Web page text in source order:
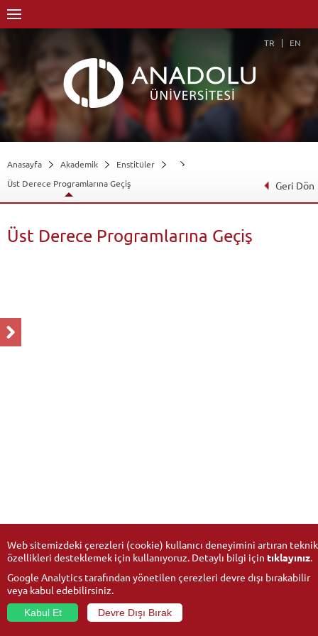
TR EN
Anasayfa Akademik
Enstitüler
Üst Derece Programlarına Geçiş
Geri Dön
Üst Derece Programlarına Geçiş
Web sitemizdeki çerezleri (cookie) kullanıcı deneyimini artıran teknik
özellikleri desteklemek için kullanıyoruz. Detaylı bilgi için tıklayınız.
Google Analytics tarafından yönetilen çerezleri devre dışı bırakabilir
veya kabul edebilirsiniz.
Kabul Et
Devre Dışı Bırak
© 2026Anadolu Üniversitesi- Tüm hakları saklıdır.